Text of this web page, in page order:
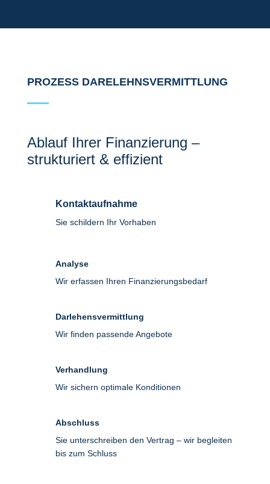
PROZESS DARELEHNSVERMITTLUNG
Ablauf Ihrer Finanzierung –
strukturiert & effizient
Kontaktaufnahme
Sie schildern Ihr Vorhaben
Analyse
Wir erfassen Ihren Finanzierungsbedarf
Darlehensvermittlung
Wir finden passende Angebote
Verhandlung
Wir sichern optimale Konditionen
Abschluss
Sie unterschreiben den Vertrag – wir begleiten
bis zum Schluss